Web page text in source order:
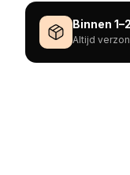
Binnen
Altijd